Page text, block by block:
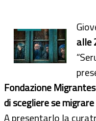
alle
Fondazione
di scegliere se
A presentarlo la